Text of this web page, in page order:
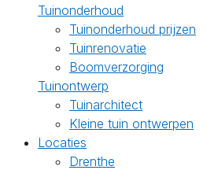
Tuinonderhoud
Tuinonderhoud prijzen
Tuinrenovatie
Boomverzorging
Tuinontwerp
Tuinarchitect
Kleine tuin ontwerpen
Locaties
Drenthe